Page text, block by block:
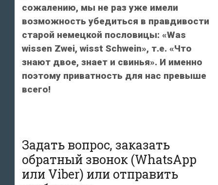
сожалению, мы не раз уже имели
возможность убедиться в правдивости
старой немецкой пословицы: «Was
wissen Zwei, wisst Schwein», т.е. «Что
знают двое, знает и свинья». И именно
поэтому приватность для нас превыше
всего!
Задать вопрос, заказать
обратный звонок (WhatsApp
или Viber) или отправить